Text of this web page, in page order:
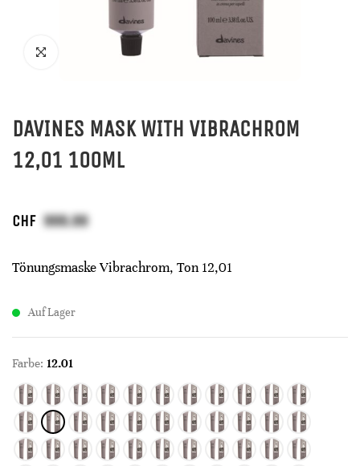
DAVINES MASK WITH VIBRACHROM
12,01 100ML
CHF
Tönungsmaske Vibrachrom, Ton 12,01
Auf Lager
Farbe: 12.01